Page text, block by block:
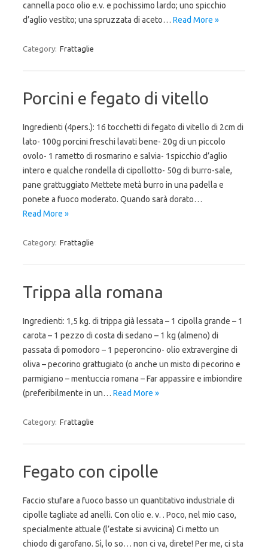
cannella poco olio e.v. e pochissimo lardo; uno spicchio
d’aglio vestito; una spruzzata di aceto… Read More »
Category: Frattaglie
Porcini e fegato di vitello
Ingredienti (4pers.): 16 tocchetti di fegato di vitello di 2cm di
lato- 100g porcini freschi lavati bene- 20g di un piccolo
ovolo- 1 rametto di rosmarino e salvia- 1spicchio d’aglio
intero e qualche rondella di cipollotto- 50g di burro-sale,
pane grattuggiato Mettete metà burro in una padella e
ponete a fuoco moderato. Quando sarà dorato…
Read More »
Category: Frattaglie
Trippa alla romana
Ingredienti: 1,5 kg. di trippa già lessata – 1 cipolla grande – 1
carota – 1 pezzo di costa di sedano – 1 kg (almeno) di
passata di pomodoro – 1 peperoncino- olio extravergine di
oliva – pecorino grattugiato (o anche un misto di pecorino e
parmigiano – mentuccia romana – Far appassire e imbiondire
(preferibilmente in un… Read More »
Category: Frattaglie
Fegato con cipolle
Faccio stufare a fuoco basso un quantitativo industriale di
cipolle tagliate ad anelli. Con olio e. v. . Poco, nel mio caso,
specialmente attuale (l’estate si avvicina) Ci metto un
chiodo di garofano. Sì, lo so… non ci va, direte! Per me, ci sta